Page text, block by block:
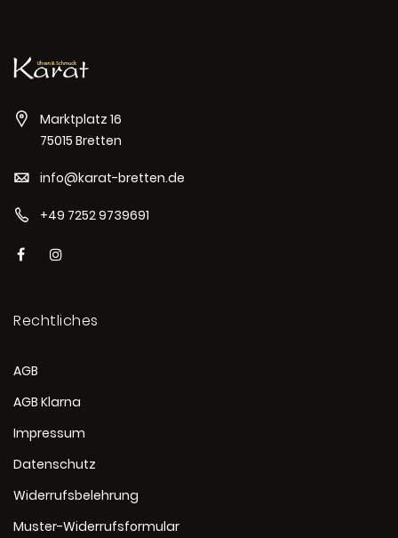
Marktplatz 16
75015 Bretten
info@karat-bretten.de
+49 7252 9739691
Rechtliches
AGB
AGB Klarna
Impressum
Datenschutz
Widerrufsbelehrung
Muster-Widerrufsformular